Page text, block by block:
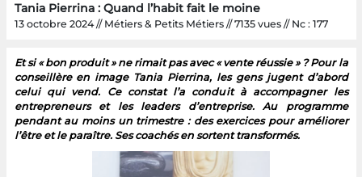
Tania Pierrina : Quand l’habit fait le moine
13 octobre 2024 // Métiers & Petits Métiers // 7135 vues // Nc : 177
Et si « bon produit » ne rimait pas avec « vente réussie » ? Pour la
conseillère en image Tania Pierrina, les gens jugent d’abord
celui qui vend. Ce constat l’a conduit à accompagner les
entrepreneurs et les leaders d’entreprise. Au programme
pendant au moins un trimestre : des exercices pour améliorer
l’être et le paraître. Ses coachés en sortent transformés.